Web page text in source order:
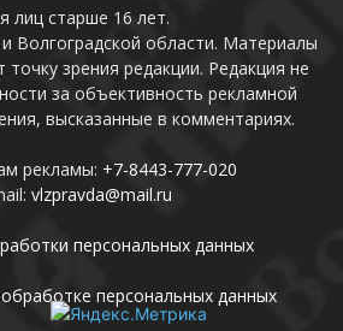
лиц старше 16 лет.
Волгоградской области. Материалы
зрения редакции. Редакция не
за объективность рекламной
высказанные в комментариях.
рекламы: +7-8443-777-020
vlzpravda@mail.ru
персональных данных
персональных данных